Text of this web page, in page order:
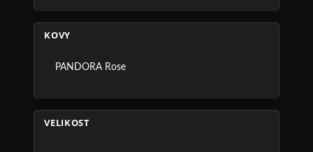
KOVY
PANDORA Rose
VELIKOST